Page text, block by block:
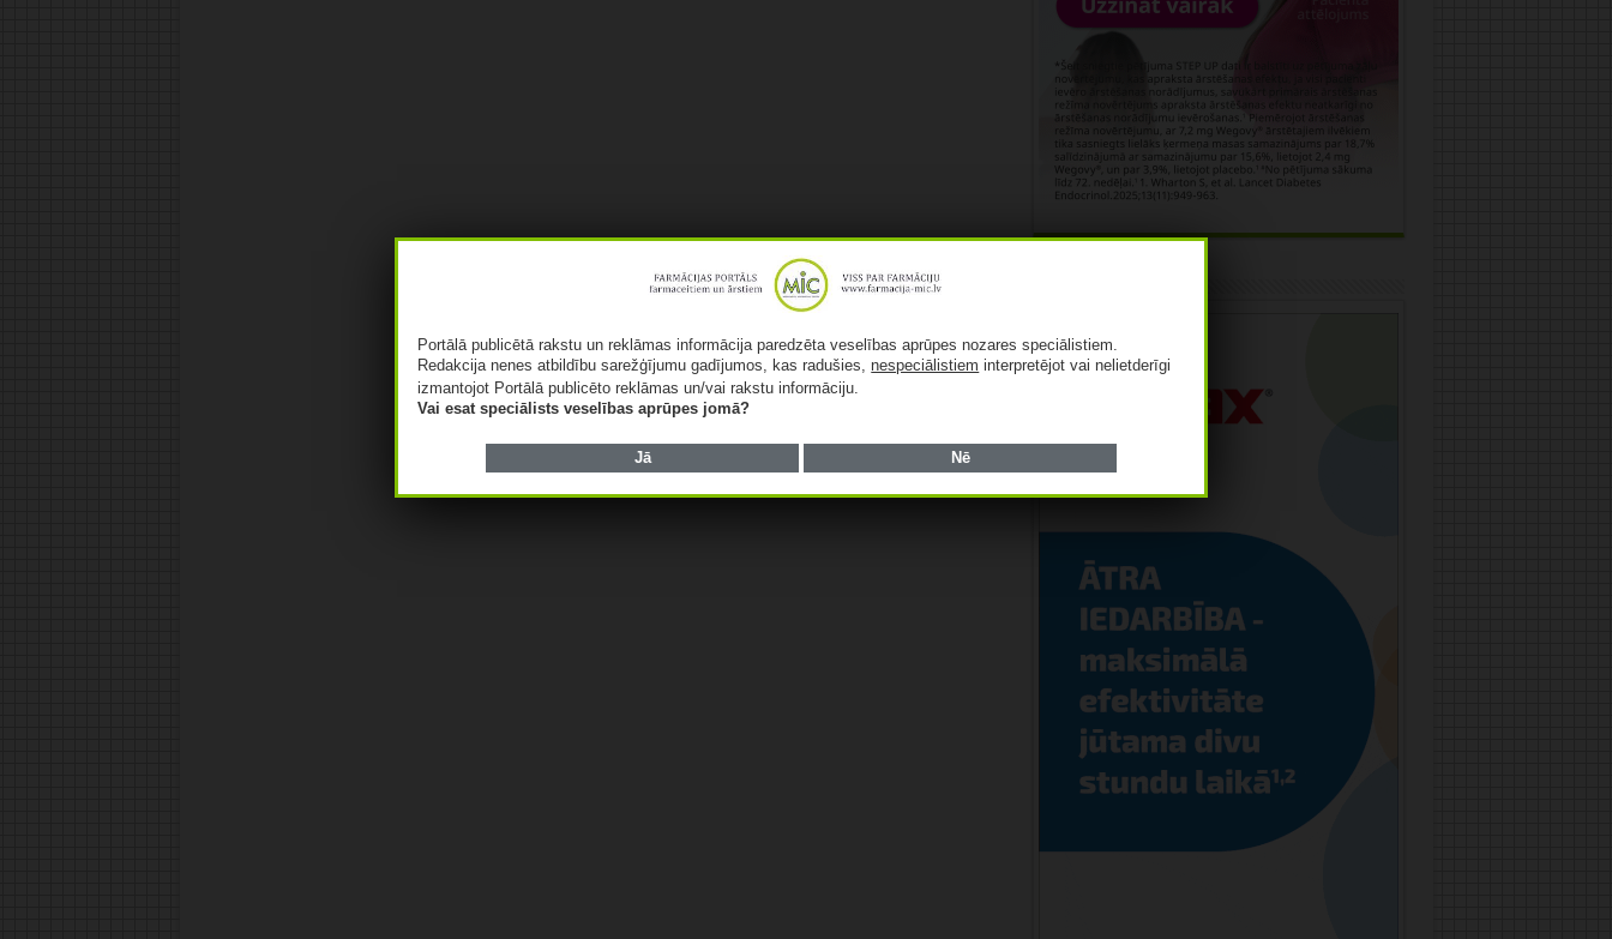
Portālā publicētā rakstu un reklāmas informācija paredzēta veselības aprūpes nozares speciālistiem.
Redakcija nenes atbildību sarežģījumu gadījumos, kas radušies,nespeciālistiem interpretējot vai nelietderīgi
izmantojot Portālā publicēto reklāmas un/vai rakstu informāciju.
Vai esat speciālists veselības aprūpes jomā?
Jā Nē